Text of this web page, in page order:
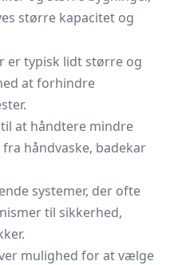
større kapacitet og
er typisk lidt større og
at forhindre
at håndtere mindre
håndvaske, badekar
systemer, der ofte
til sikkerhed,
mulighed for at vælge